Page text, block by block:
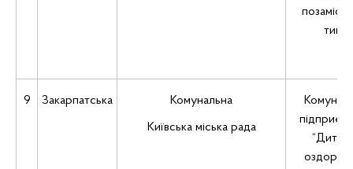
типу
9 Закарпатська Комунальна
Київська міська рада